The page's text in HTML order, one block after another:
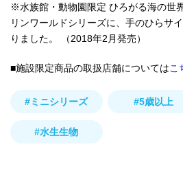
※水族館・動物園限定 ひろがる海の世
リンワールドシリーズに、手のひらサ
りました。 （2018年2月発売）
■施設限定商品の取扱店舗についてはこ
#ミニシリーズ #5歳以上
#水生生物